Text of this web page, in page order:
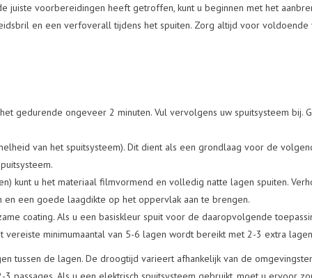
juiste voorbereidingen heeft getroffen, kunt u beginnen met het
en een verfoverall tijdens het spuiten. Zorg altijd voor
gedurende ongeveer 2 minuten. Vul vervolgens uw spuitsysteem bij.
van het spuitsysteem). Dit dient als een grondlaag voor de
kunt u het materiaal filmvormend en volledig natte lagen spuiten.
een goede laagdikte op het oppervlak aan te brengen.
coating. Als u een basiskleur spuit voor de daaropvolgende
minimumaantal van 5-6 lagen wordt bereikt met 2-3 extra
tussen de lagen. De droogtijd varieert afhankelijk van de